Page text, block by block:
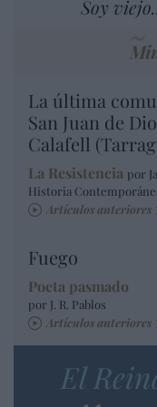
Soy
La última
San Juan de
Calafell
La Resistencia por
Historia
Artículos anteriores
Fuego
Poeta pasmado
por J. R. Pablos
Artículos anteriores
El